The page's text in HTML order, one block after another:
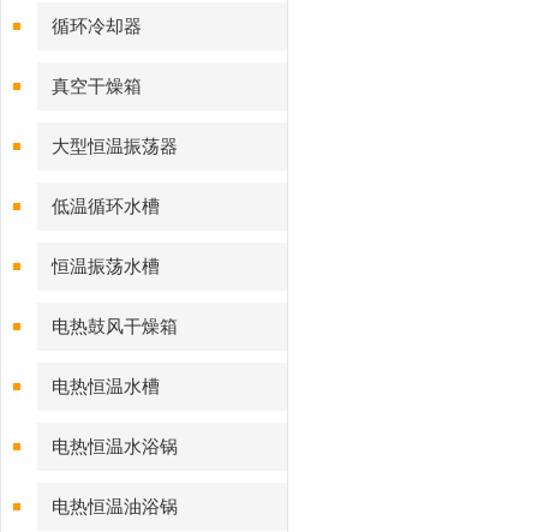
循环冷却器
真空干燥箱
大型恒温振荡器
低温循环水槽
恒温振荡水槽
电热鼓风干燥箱
电热恒温水槽
电热恒温水浴锅
电热恒温油浴锅